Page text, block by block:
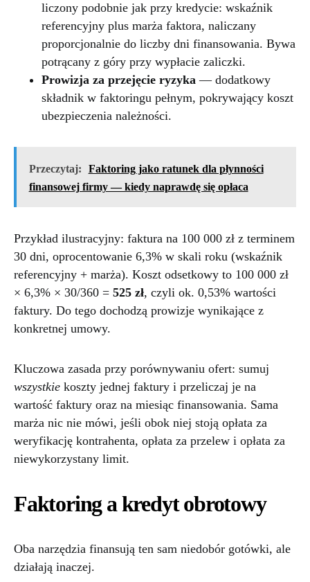
liczony podobnie jak przy kredycie: wskaźnik
referencyjny plus marża faktora, naliczany
proporcjonalnie do liczby dni finansowania. Bywa
potrącany z góry przy wypłacie zaliczki.
Prowizja za przejęcie ryzyka — dodatkowy
składnik w faktoringu pełnym, pokrywający koszt
ubezpieczenia należności.
Przeczytaj:
Faktoring jako ratunek dla płynności
finansowej firmy — kiedy naprawdę się opłaca
Przykład ilustracyjny: faktura na 100 000 zł z terminem
30 dni, oprocentowanie 6,3% w skali roku (wskaźnik
referencyjny + marża). Koszt odsetkowy to 100 000 zł
× 6,3% × 30/360 = 525 zł, czyli ok. 0,53% wartości
faktury. Do tego dochodzą prowizje wynikające z
konkretnej umowy.
Kluczowa zasada przy porównywaniu ofert: sumuj
wszystkie koszty jednej faktury i przeliczaj je na
wartość faktury oraz na miesiąc finansowania. Sama
marża nic nie mówi, jeśli obok niej stoją opłata za
weryfikację kontrahenta, opłata za przelew i opłata za
niewykorzystany limit.
Faktoring a kredyt obrotowy
Oba narzędzia finansują ten sam niedobór gotówki, ale
działają inaczej.